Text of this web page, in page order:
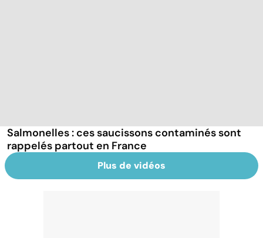
Salmonelles : ces saucissons contaminés sont
rappelés partout en France
Plus de vidéos